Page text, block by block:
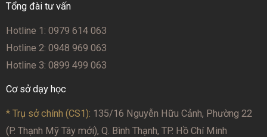
Tổng đài tư vấn
Hotline 1: 0979 614 063
Hotline 2: 0948 969 063
Hotline 3: 0899 499 063
Cơ sở dạy học
* Trụ sở chính (CS1): 135/16 Nguyễn Hữu Cảnh, Phường 22
(P. Thạnh Mỹ Tây mới), Q. Bình Thạnh, TP. Hồ Chí Minh